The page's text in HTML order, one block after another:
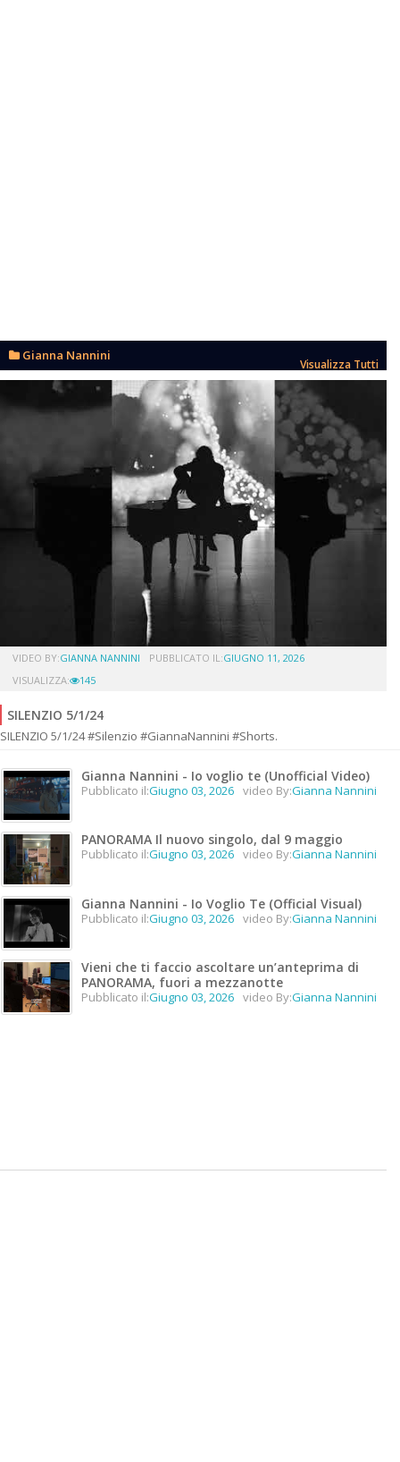
Gianna Nannini
Visualizza Tutti
VIDEO BY:GIANNA NANNINI PUBBLICATO IL:GIUGNO 11, 2026
VISUALIZZA:
145
SILENZIO 5/1/24
SILENZIO 5/1/24 #Silenzio #GiannaNannini #Shorts.
Gianna Nannini - Io voglio te (Unofficial Video)
Pubblicato il:Giugno 03, 2026 video By:Gianna Nannini
PANORAMA Il nuovo singolo, dal 9 maggio
Pubblicato il:Giugno 03, 2026 video By:Gianna Nannini
Gianna Nannini - Io Voglio Te (Official Visual)
Pubblicato il:Giugno 03, 2026 video By:Gianna Nannini
Vieni che ti faccio ascoltare un’anteprima di
PANORAMA, fuori a mezzanotte
Pubblicato il:Giugno 03, 2026 video By:Gianna Nannini